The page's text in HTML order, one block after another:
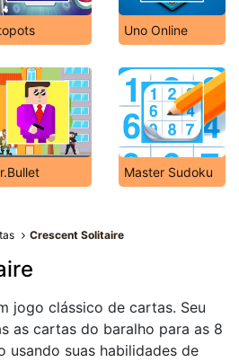
Uno Online
Master Sudoku
Crescent Solitaire
jogo clássico de cartas. Seu
as cartas do baralho para as 8
usando suas habilidades de